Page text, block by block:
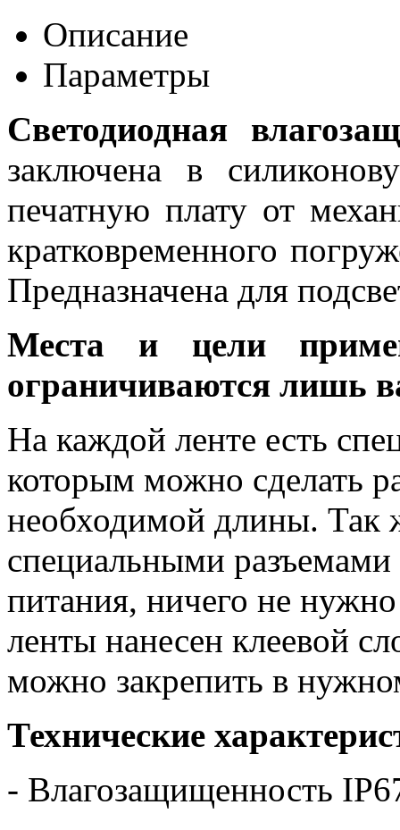
Описание
Параметры
Светодиодная
заключена в
печатную плату от
кратковременного
Предназначена для
Места и цели
ограничиваются лишь
На каждой ленте есть
которым можно сделать
необходимой длины. Так
специальными
питания, ничего не
ленты нанесен клеевой
можно закрепить в
Технические
- Влагозащищенность